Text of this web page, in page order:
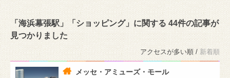
「海浜幕張駅」「ショッピング」に関する 44件の記事が
見つかりました
アクセスが多い順 / 新着順
メッセ・アミューズ・モール